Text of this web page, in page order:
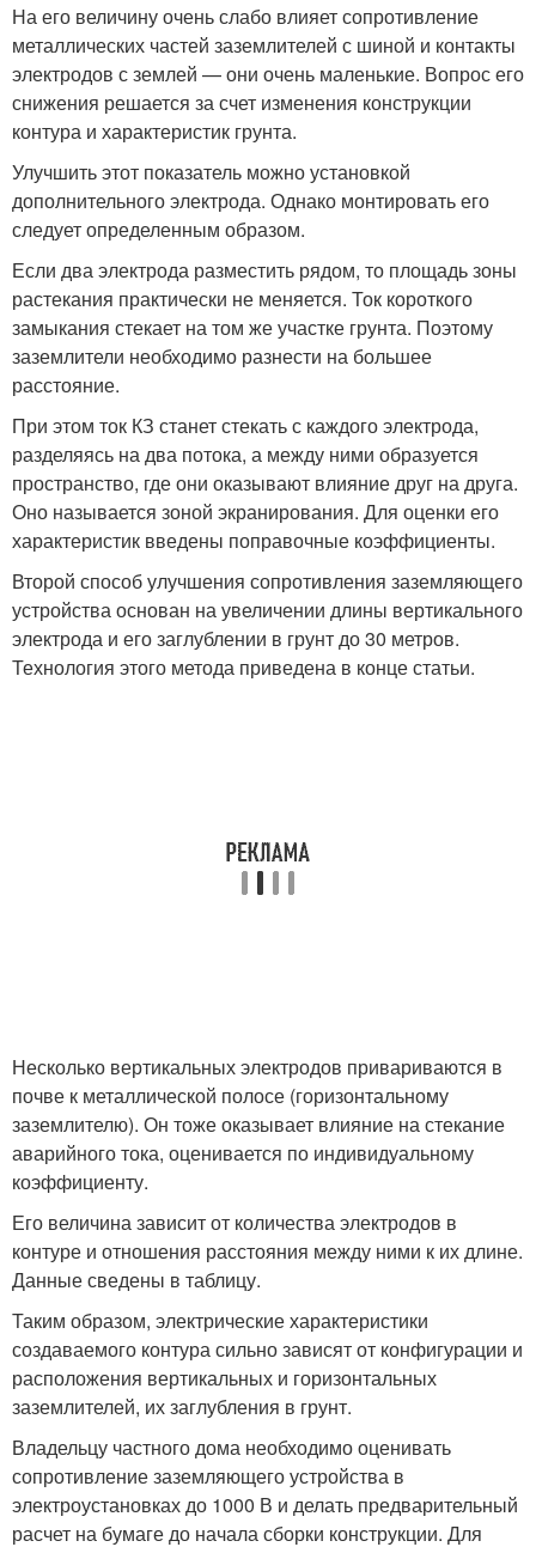
На его величину очень слабо влияет сопротивление
металлических частей заземлителей с шиной и контакты
электродов с землей — они очень маленькие. Вопрос его
снижения решается за счет изменения конструкции
контура и характеристик грунта.
Улучшить этот показатель можно установкой
дополнительного электрода. Однако монтировать его
следует определенным образом.
Если два электрода разместить рядом, то площадь зоны
растекания практически не меняется. Ток короткого
замыкания стекает на том же участке грунта. Поэтому
заземлители необходимо разнести на большее
расстояние.
При этом ток КЗ станет стекать с каждого электрода,
разделяясь на два потока, а между ними образуется
пространство, где они оказывают влияние друг на друга.
Оно называется зоной экранирования. Для оценки его
характеристик введены поправочные коэффициенты.
Второй способ улучшения сопротивления заземляющего
устройства основан на увеличении длины вертикального
электрода и его заглублении в грунт до 30 метров.
Технология этого метода приведена в конце статьи.
Несколько вертикальных электродов привариваются в
почве к металлической полосе (горизонтальному
заземлителю). Он тоже оказывает влияние на стекание
аварийного тока, оценивается по индивидуальному
коэффициенту.
Его величина зависит от количества электродов в
контуре и отношения расстояния между ними к их длине.
Данные сведены в таблицу.
Таким образом, электрические характеристики
создаваемого контура сильно зависят от конфигурации и
расположения вертикальных и горизонтальных
заземлителей, их заглубления в грунт.
Владельцу частного дома необходимо оценивать
сопротивление заземляющего устройства в
электроустановках до 1000 В и делать предварительный
расчет на бумаге до начала сборки конструкции. Для